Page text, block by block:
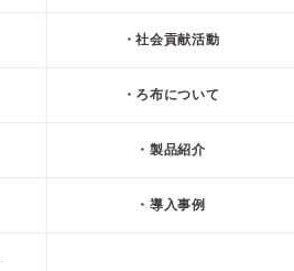
社会貢献活動
ろ布について
製品紹介
導入事例